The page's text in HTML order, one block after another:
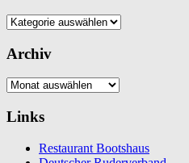
Kategorien
Archiv
Archiv
Links
Restaurant Bootshaus